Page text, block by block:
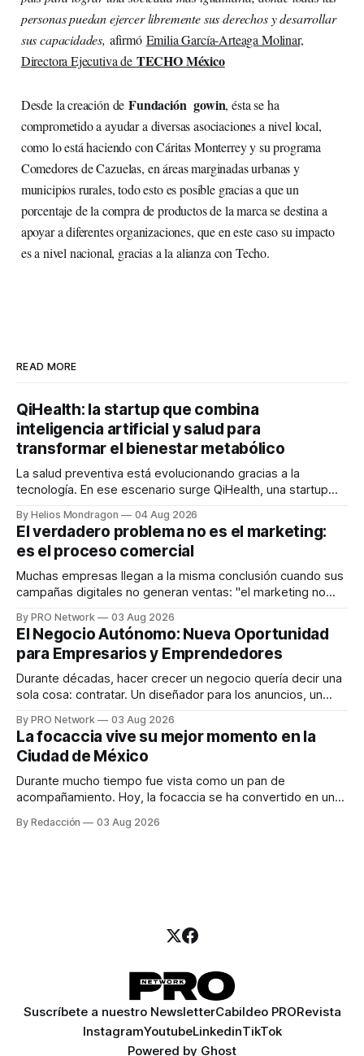
personas puedan ejercer libremente sus derechos y desarrollar
sus capacidades, afirmó Emilia García-Arteaga Molinar,
Directora Ejecutiva de TECHO México
Desde la creación deFundación gowin, ésta se ha
comprometido a ayudar a diversas asociaciones a nivel local,
como lo está haciendo con Cáritas Monterrey y su programa
Comedores de Cazuelas, en áreas marginadas urbanas y
municipios rurales, todo esto es posible gracias a que un
porcentaje de la compra de productos de la marca se destina a
apoyar a diferentes organizaciones, que en este caso su impacto
es a nivel nacional, gracias a la alianza con Techo.
READ MORE
QiHealth: la startup que combina
inteligencia artificial y salud para
transformar el bienestar metabólico
La salud preventiva está evolucionando gracias a la
tecnología. En ese escenario surge QiHealth, una startup
dispositivos inteligentes, inteligencia artificial y monitoreo
en tiempo real para ayudar a las personas a tomar mejores
decisiones sobre su salud metabólica. Su propuesta busca
responder
By Helios Mondragon 04 Aug 2026
El verdadero problema no es el marketing:
es el proceso comercial
Muchas empresas llegan a la misma conclusión cuando sus
campañas digitales no generan ventas: "el marketing no
INTERIUS, el problema suele estar en otro lugar. Durante
una entrevista para el podcast SER PRO, el especialista en
marketing digital explicó que
By PRO Network 03 Aug 2026
El Negocio Autónomo: Nueva Oportunidad
para Empresarios y Emprendedores
Durante décadas, hacer crecer un negocio quería decir una
sola cosa: contratar. Un diseñador para los anuncios, un
para los textos, alguien que supiera de publicidad digital
para encontrar prospectos, un vendedor para atender
llamadas y mensajes, y —con suerte— una persona
By PRO Network 03 Aug 2026
La focaccia vive su mejor momento en la
Ciudad de México
Durante mucho tiempo fue vista como un pan de
acompañamiento. Hoy, la focaccia se ha convertido en uno
artesanal, ingredientes de calidad y experiencias que
By Redacción 03 Aug 2026
Suscríbete a nuestro NewsletterCabildeo PRORevista
InstagramYoutubeLinkedinTikTok
Powered by Ghost